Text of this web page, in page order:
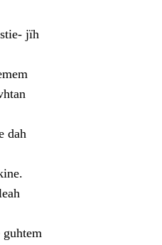
jïh
dah